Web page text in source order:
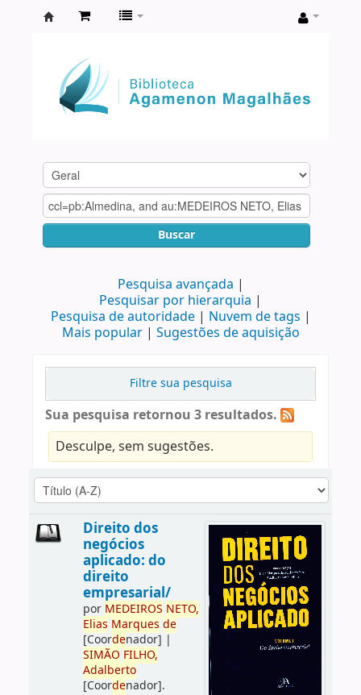
Agamenon
Magalhães
Buscar
Pesquisa avançada
Pesquisar por hierarquia
Pesquisa de autoridade
Nuvem de tags
Mais popular
Sugestões de aquisição
Filtre sua pesquisa
Sua pesquisa retornou 3 resultados.
Desculpe, sem sugestões.
Direito dos
negócios
aplicado: do
direito
empresarial/
por MEDEIROS NETO,
Elias Marques de
[Coordenador] |
SIMÃO FILHO,
Adalberto
[Coordenador].